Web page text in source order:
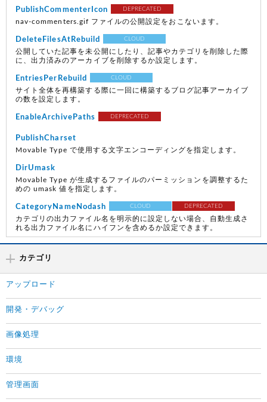
PublishCommenterIcon DEPRECATED
nav-commenters.gif ファイルの公開設定をおこないます。
DeleteFilesAtRebuild CLOUD
公開していた記事を未公開にしたり、記事やカテゴリを削除した際
に、出力済みのアーカイブを削除するか設定します。
EntriesPerRebuild CLOUD
サイト全体を再構築する際に一回に構築するブログ記事アーカイブ
の数を設定します。
EnableArchivePaths DEPRECATED
PublishCharset
Movable Type で使用する文字エンコーディングを指定します。
DirUmask
Movable Type が生成するファイルのパーミッションを調整するた
めの umask 値を指定します。
CategoryNameNodash CLOUD DEPRECATED
カテゴリの出力ファイル名を明示的に設定しない場合、自動生成さ
れる出力ファイル名にハイフンを含めるか設定できます。
カテゴリ
アップロード
開発・デバッグ
画像処理
環境
管理画面